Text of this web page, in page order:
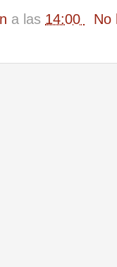
a las 14:00
No